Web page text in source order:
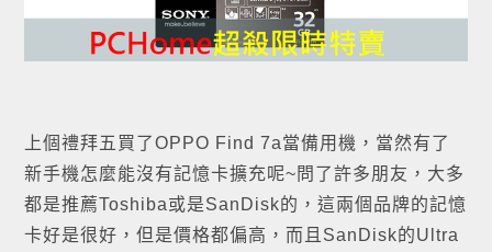
上個禮拜五買了OPPO Find 7a當備用機，當然有了
新手機怎麼能沒有記憶卡擴充呢~問了許多朋友，大多
都是推薦Toshiba或是SanDisk的，這兩個品牌的記憶
卡好是很好，但是價格都偏高，而且SanDisk的Ultra